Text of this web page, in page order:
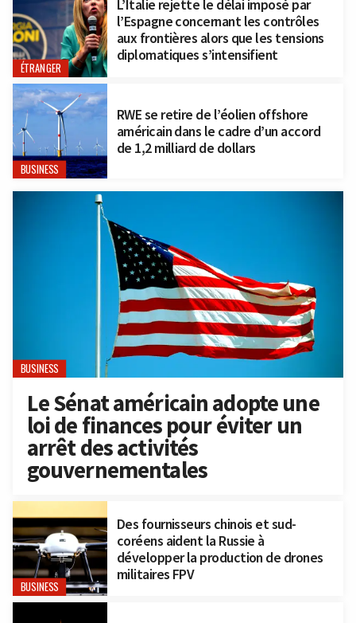
ÉTRANGER
L’Italie rejette le délai imposé par
l’Espagne concernant les contrôles
aux frontières alors que les tensions
diplomatiques s’intensifient
BUSINESS
RWE se retire de l’éolien offshore
américain dans le cadre d’un accord
de 1,2 milliard de dollars
BUSINESS
Le Sénat américain adopte une
loi de finances pour éviter un
arrêt des activités
gouvernementales
BUSINESS
Des fournisseurs chinois et sud-
coréens aident la Russie à
développer la production de drones
militaires FPV